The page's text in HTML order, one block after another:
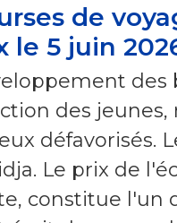
de
le 5 juin
des
des
défavorisés.
Le prix de
constitue l'un